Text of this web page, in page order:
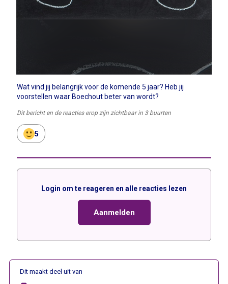
Wat vind jij belangrijk voor de komende 5 jaar? Heb jij
voorstellen waar Boechout beter van wordt?
Dit bericht en de reacties erop zijn zichtbaar in 3 buurten
5
Login om te reageren en alle reacties lezen
Aanmelden
Dit maakt deel uit van